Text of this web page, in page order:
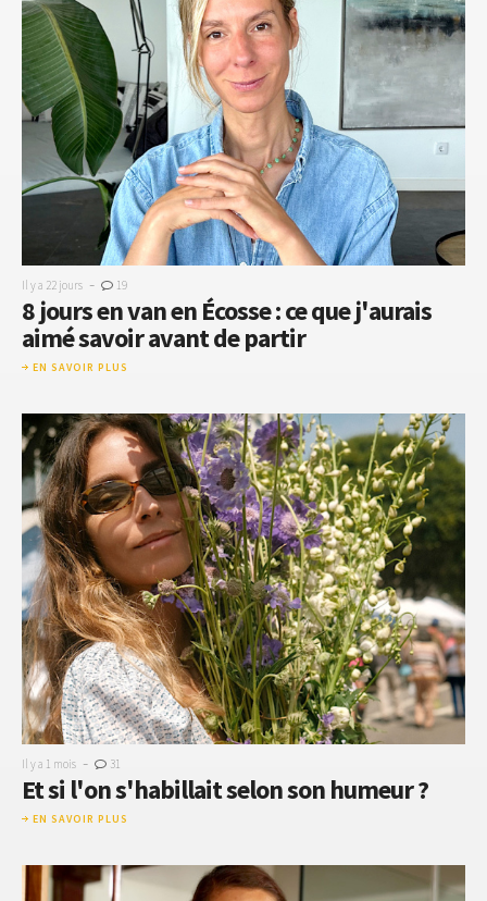
Il y a 22 jours - 19
8 jours en van en Écosse : ce que j'aurais
aimé savoir avant de partir
EN SAVOIR PLUS
Il y a 1 mois - 31
Et si l'on s'habillait selon son humeur ?
EN SAVOIR PLUS